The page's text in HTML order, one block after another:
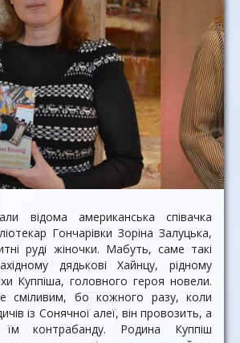
відома американська співачка
Гончарівки Зоріна Залуцька,
руді жіночки. Мабуть, саме такі
дядькові Хайнцу, рідному
Куппіша, головного героя новели.
сміливим, бо кожного разу, коли
із Сонячної алеї, він провозить, а
контрабанду. Родина Куппіш